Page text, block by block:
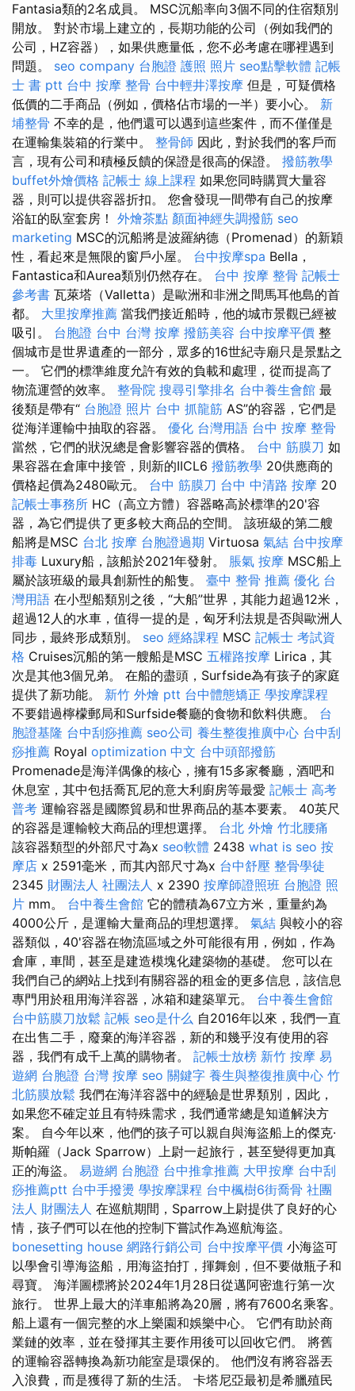
Fantasia類的2名成員。 MSC沉船率向3個不同的住宿類別
開放。 對於市場上建立的，長期功能的公司（例如我們的
公司，HZ容器），如果供應量低，您不必考慮在哪裡遇到
問題。 seo company 台胞證 護照 照片 seo點擊軟體 記帳
士 書 ptt 台中 按摩 整骨 台中輕井澤按摩 但是，可疑價格
低價的二手商品（例如，價格佔市場的一半）要小心。 新
埔整骨 不幸的是，他們還可以遇到這些案件，而不僅僅是
在運輸集裝箱的行業中。 整骨師 因此，對於我們的客戶而
言，現有公司和積極反饋的保證是很高的保證。 撥筋教學
buffet外燴價格 記帳士 線上課程 如果您同時購買大量容
器，則可以提供容器折扣。 您會發現一間帶有自己的按摩
浴缸的臥室套房！ 外燴茶點 顏面神經失調撥筋 seo
marketing MSC的沉船將是波羅納德（Promenad）的新穎
性，看起來是無限的窗戶小屋。 台中按摩spa Bella，
Fantastica和Aurea類別仍然存在。 台中 按摩 整骨 記帳士
參考書 瓦萊塔（Valletta）是歐洲和非洲之間馬耳他島的首
都。 大里按摩推薦 當我們接近船時，他的城市景觀已經被
吸引。 台胞證 台中 台灣 按摩 撥筋美容 台中按摩平價 整
個城市是世界遺產的一部分，眾多的16世紀寺廟只是景點之
一。 它們的標準維度允許有效的負載和處理，從而提高了
物流運營的效率。 整骨院 搜尋引擎排名 台中養生會館 最
後類是帶有“ 台胞證 照片 台中 抓龍筋 AS”的容器，它們是
從海洋運輸中抽取的容器。 優化 台灣用語 台中 按摩 整骨
當然，它們的狀況總是會影響容器的價格。 台中 筋膜刀 如
果容器在倉庫中接管，則新的IICL6 撥筋教學 20供應商的
價格起價為2480歐元。 台中 筋膜刀 台中 中清路 按摩 20
記帳士事務所 HC（高立方體）容器略高於標準的20'容
器，為它們提供了更多較大商品的空間。 該班級的第二艘
船將是MSC 台北 按摩 台胞證過期 Virtuosa 氣結 台中按摩
排毒 Luxury船，該船於2021年發射。 脹氣 按摩 MSC船上
屬於該班級的最具創新性的船隻。 臺中 整骨 推薦 優化 台
灣用語 在小型船類別之後，“大船”世界，其能力超過12米，
超過12人的水車，值得一提的是，匈牙利法規是否與歐洲人
同步，最終形成類別。 seo 經絡課程 MSC 記帳士 考試資
格 Cruises沉船的第一艘船是MSC 五權路按摩 Lirica，其
次是其他3個兄弟。 在船的盡頭，Surfside為有孩子的家庭
提供了新功能。 新竹 外燴 ptt 台中體態矯正 學按摩課程
不要錯過檸檬郵局和Surfside餐廳的食物和飲料供應。 台
胞證基隆 台中刮痧推薦 seo公司 養生整復推廣中心 台中刮
痧推薦 Royal optimization 中文 台中頭部撥筋
Promenade是海洋偶像的核心，擁有15多家餐廳，酒吧和
休息室，其中包括喬瓦尼的意大利廚房等最愛 記帳士 高考
普考 運輸容器是國際貿易和世界商品的基本要素。 40英尺
的容器是運輸較大商品的理想選擇。 台北 外燴 竹北腰痛
該容器類型的外部尺寸為x seo軟體 2438 what is seo 按
摩店 x 2591毫米，而其內部尺寸為x 台中舒壓 整骨學徒
2345 財團法人 社團法人 x 2390 按摩師證照班 台胞證 照
片 mm。 台中養生會館 它的體積為67立方米，重量約為
4000公斤，是運輸大量商品的理想選擇。 氣結 與較小的容
器類似，40'容器在物流區域之外可能很有用，例如，作為
倉庫，車間，甚至是建造模塊化建築物的基礎。 您可以在
我們自己的網站上找到有關容器的租金的更多信息，該信息
專門用於租用海洋容器，冰箱和建築單元。 台中養生會館
台中筋膜刀放鬆 記帳 seo是什么 自2016年以來，我們一直
在出售二手，廢棄的海洋容器，新的和幾乎沒有使用的容
器，我們有成千上萬的購物者。 記帳士放榜 新竹 按摩 易
遊網 台胞證 台灣 按摩 seo 關鍵字 養生與整復推廣中心 竹
北筋膜放鬆 我們在海洋容器中的經驗是世界類別，因此，
如果您不確定並且有特殊需求，我們通常總是知道解決方
案。 自今年以來，他們的孩子可以親自與海盜船上的傑克·
斯帕羅（Jack Sparrow）上尉一起旅行，甚至變得更加真
正的海盜。 易遊網 台胞證 台中推拿推薦 大甲按摩 台中刮
痧推薦ptt 台中手撥燙 學按摩課程 台中楓樹6街喬骨 社團
法人 財團法人 在巡航期間，Sparrow上尉提供了良好的心
情，孩子們可以在他的控制下嘗試作為巡航海盜。
bonesetting house 網路行銷公司 台中按摩平價 小海盜可
以學會引導海盜船，用海盜拍打，揮舞劍，但不要做瓶子和
尋寶。 海洋圖標將於2024年1月28日從邁阿密進行第一次
旅行。 世界上最大的洋車船將為20層，將有7600名乘客。
船上還有一個完整的水上樂園和娛樂中心。 它們有助於商
業鏈的效率，並在發揮其主要作用後可以回收它們。 將舊
的運輸容器轉換為新功能室是環保的。 他們沒有將容器丟
入浪費，而是獲得了新的生活。 卡塔尼亞最初是希臘殖民